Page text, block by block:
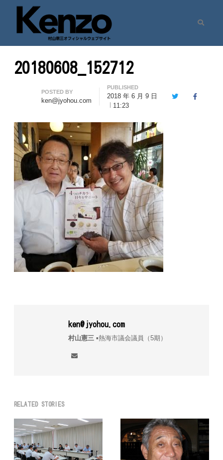
七転八起 – 村山憲三 Official Site
村山憲三ウェブサイト
20180608_152712
Author
POSTED BY
ken@jyohou.com
PUBLISHED
2018 年 6 月 9 日
11:23
TwitterFacebook
ken@jyohou.com
村山憲三▪︎熱海市議会議員（5期）
RELATED STORIES